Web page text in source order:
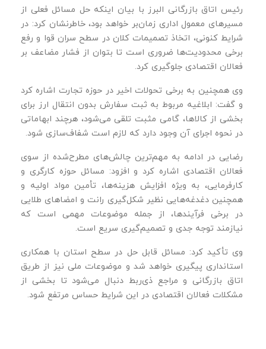
رئیس اتاق بازرگانی البرز با بیان اینکه حل مسائل فعلی از
مسیرهای معمول اداری زمان‌بر خواهد بود، خاطرنشان کرد: در
شرایط کنونی، اتخاذ تصمیمات کلان در سطح سران قوا و رفع
برخی محدودیت‌ها ضروری است تا بتوان از فشار مضاعف بر
فعالان اقتصادی جلوگیری کرد.
وی همچنین به برخی تحولات اخیر در حوزه تجارت اشاره کرد
و گفت: ابلاغیه مربوط به ثبت سفارش بدون انتقال ارز برای
بخشی از کالاها، گامی مثبت تلقی می‌شود، هرچند ابهاماتی
در نحوه اجرای آن وجود دارد که لازم است شفاف‌سازی شود.
رضایی در ادامه به مهم‌ترین چالش‌های مطرح‌شده از سوی
فعالان اقتصادی اشاره کرد و افزود: مسائل حوزه کارگری و
کارفرمایی، به‌ ویژه افزایش هزینه‌ها، تأمین مواد اولیه و
همچنین دغدغه‌هایی نظیر شکل‌گیری رانت و امضاهای طلایی
در برخی فرآیندها، از جمله موضوعات مهمی است که
نیازمند توجه جدی و تصمیم‌گیری سریع است.
وی تأکید کرد: مسائل قابل حل در سطح استان با همکاری
استانداری پیگیری خواهد شد و موضوعات ملی نیز از طریق
اتاق بازرگانی و مراجع ذی‌ربط دنبال می‌شود تا بخشی از
مشکلات فعالان اقتصادی در این شرایط حساس مرتفع شود.